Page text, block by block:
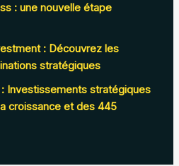
: une nouvelle étape
: Découvrez les
stratégiques
Investissements stratégiques
croissance et des 445